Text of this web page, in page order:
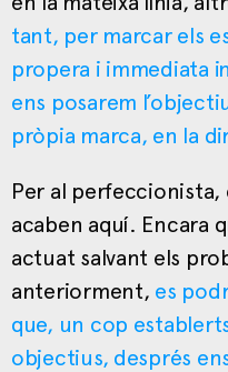
tant, per marcar els
propera i immediata
ens posarem
pròpia marca, en la
Per al perfeccionista,
acaben aquí. Encara
actuat salvant els
anteriorment, es
que, un cop
objectius, després